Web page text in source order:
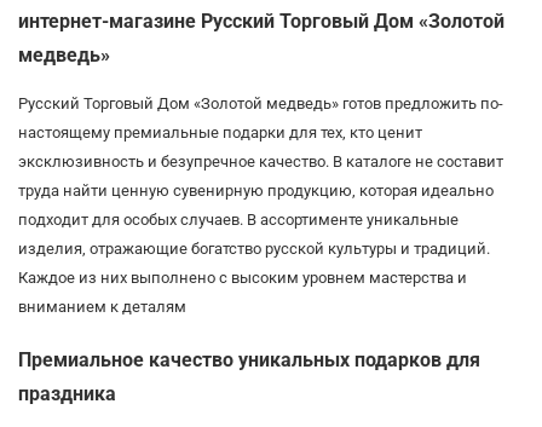
интернет-магазине Русский Торговый Дом «Золотой
медведь»
Русский Торговый Дом «Золотой медведь» готов предложить по-
настоящему премиальные подарки для тех, кто ценит
эксклюзивность и безупречное качество. В каталоге не составит
труда найти ценную сувенирную продукцию, которая идеально
подходит для особых случаев. В ассортименте уникальные
изделия, отражающие богатство русской культуры и традиций.
Каждое из них выполнено с высоким уровнем мастерства и
вниманием к деталям
Премиальное качество уникальных подарков для
праздника